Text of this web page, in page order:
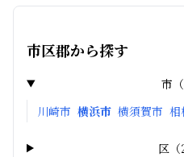
市区郡から探す
市 （
川崎市 横浜市 横須賀市 相
区 （